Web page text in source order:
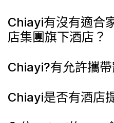
Chiayi有沒有適合
店集團旗下酒店？
Chiayi?有允許攜
Chiayi是否有酒店